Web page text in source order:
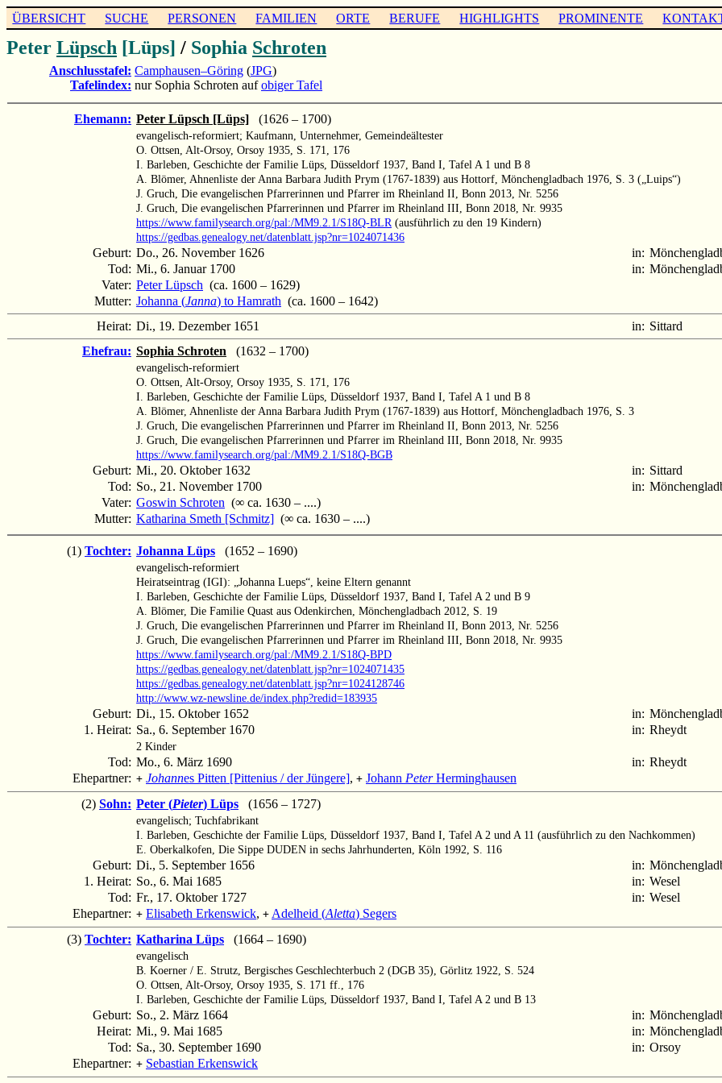
ÜBERSICHT SUCHE PERSONEN FAMILIEN ORTE BERUFE HIGHLIGHTS PROMINENTE
Peter Lüpsch [Lüps] / Sophia Schroten
Anschlusstafel: Camphausen–Göring (JPG)
Tafelindex: nur Sophia Schroten aufobiger Tafel
Ehemann: Peter Lüpsch [Lüps] (1626 – 1700)
evangelisch-reformiert; Kaufmann, Unternehmer, Gemeindeältester
O. Ottsen, Alt-Orsoy, Orsoy 1935, S. 171, 176
I. Barleben, Geschichte der Familie Lüps, Düsseldorf 1937, Band I, Tafel A 1 und B 8
A. Blömer, Ahnenliste der Anna Barbara Judith Prym (1767-1839) aus Hottorf, Mönchengladbach 1976, S. 3 („Luips“)
J. Gruch, Die evangelischen Pfarrerinnen und Pfarrer im Rheinland II, Bonn 2013, Nr. 5256
J. Gruch, Die evangelischen Pfarrerinnen und Pfarrer im Rheinland III, Bonn 2018, Nr. 9935
https://www.familysearch.org/pal:/MM9.2.1/S18Q-BLR (ausführlich zu den 19 Kindern)
https://gedbas.genealogy.net/datenblatt.jsp?nr=1024071436
Geburt: Do., 26. November 1626 in:
Tod: Mi., 6. Januar 1700 in:
Vater: Peter Lüpsch (ca. 1600 – 1629)
Mutter: Johanna (Janna) to Hamrath (ca. 1600 – 1642)
Heirat: Di., 19. Dezember 1651 in: Sittard
Ehefrau: Sophia Schroten (1632 – 1700)
evangelisch-reformiert
O. Ottsen, Alt-Orsoy, Orsoy 1935, S. 171, 176
I. Barleben, Geschichte der Familie Lüps, Düsseldorf 1937, Band I, Tafel A 1 und B 8
A. Blömer, Ahnenliste der Anna Barbara Judith Prym (1767-1839) aus Hottorf, Mönchengladbach 1976, S. 3
J. Gruch, Die evangelischen Pfarrerinnen und Pfarrer im Rheinland II, Bonn 2013, Nr. 5256
J. Gruch, Die evangelischen Pfarrerinnen und Pfarrer im Rheinland III, Bonn 2018, Nr. 9935
https://www.familysearch.org/pal:/MM9.2.1/S18Q-BGB
Geburt: Mi., 20. Oktober 1632 in: Sittard
Tod: So., 21. November 1700 in:
Vater: Goswin Schroten (∞ ca. 1630 – ....)
Mutter: Katharina Smeth [Schmitz] (∞ ca. 1630 – ....)
(1) Tochter: Johanna Lüps (1652 – 1690)
evangelisch-reformiert
Heiratseintrag (IGI): „Johanna Lueps“, keine Eltern genannt
I. Barleben, Geschichte der Familie Lüps, Düsseldorf 1937, Band I, Tafel A 2 und B 9
A. Blömer, Die Familie Quast aus Odenkirchen, Mönchengladbach 2012, S. 19
J. Gruch, Die evangelischen Pfarrerinnen und Pfarrer im Rheinland II, Bonn 2013, Nr. 5256
J. Gruch, Die evangelischen Pfarrerinnen und Pfarrer im Rheinland III, Bonn 2018, Nr. 9935
https://www.familysearch.org/pal:/MM9.2.1/S18Q-BPD
https://gedbas.genealogy.net/datenblatt.jsp?nr=1024071435
https://gedbas.genealogy.net/datenblatt.jsp?nr=1024128746
http://www.wz-newsline.de/index.php?redid=183935
Geburt: Di., 15. Oktober 1652 in:
1. Heirat: Sa., 6. September 1670 in: Rheydt
2 Kinder
Tod: Mo., 6. März 1690 in: Rheydt
Ehepartner: + Johannes Pitten [Pittenius / der Jüngere], + Johann PeterHerminghausen
(2) Sohn: Peter (Pieter) Lüps (1656 – 1727)
evangelisch; Tuchfabrikant
I. Barleben, Geschichte der Familie Lüps, Düsseldorf 1937, Band I, Tafel A 2 und A 11 (ausführlich zu den Nachkommen)
E. Oberkalkofen, Die Sippe DUDEN in sechs Jahrhunderten, Köln 1992, S. 116
Geburt: Di., 5. September 1656 in:
1. Heirat: So., 6. Mai 1685 in: Wesel
Tod: Fr., 17. Oktober 1727 in: Wesel
Ehepartner: + Elisabeth Erkenswick, + Adelheid (Aletta) Segers
(3) Tochter: Katharina Lüps (1664 – 1690)
evangelisch
B. Koerner / E. Strutz, Bergisches Geschlechterbuch 2 (DGB 35), Görlitz 1922, S. 524
O. Ottsen, Alt-Orsoy, Orsoy 1935, S. 171 ff., 176
I. Barleben, Geschichte der Familie Lüps, Düsseldorf 1937, Band I, Tafel A 2 und B 13
Geburt: So., 2. März 1664 in:
Heirat: Mi., 9. Mai 1685 in:
Tod: Sa., 30. September 1690 in: Orsoy
Ehepartner: + Sebastian Erkenswick